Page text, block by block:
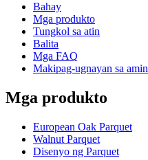
Bahay
Mga produkto
Tungkol sa atin
Balita
Mga FAQ
Makipag-ugnayan sa amin
Mga produkto
European Oak Parquet
Walnut Parquet
Disenyo ng Parquet